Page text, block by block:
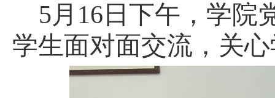
5月16日下午，学院
学生面对面交流 ， 关